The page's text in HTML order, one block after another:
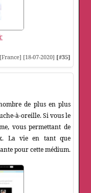
[18-07-2020] [#35]
de plus en plus
à-oreille. Si vous le
vous permettant de
La vie en tant que
pour cette médium.